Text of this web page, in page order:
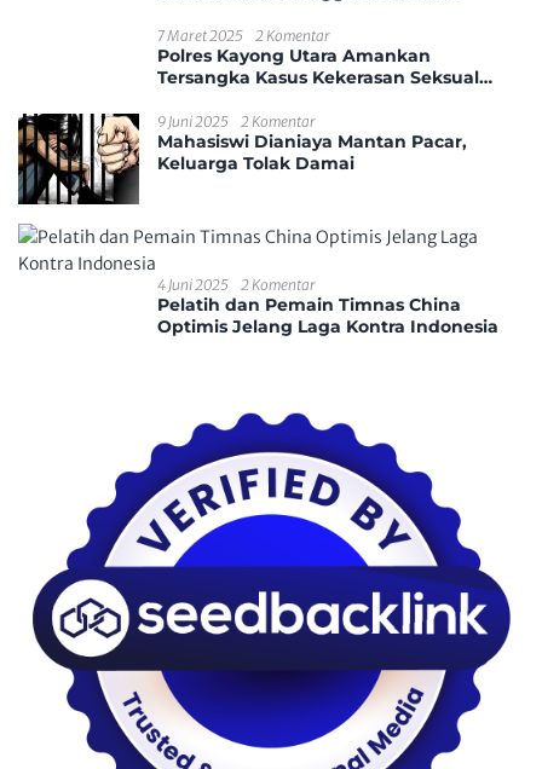
7 Maret 2025 2 Komentar
Polres Kayong Utara Amankan
Tersangka Kasus Kekerasan Seksual
9 Juni 2025 2 Komentar
Mahasiswi Dianiaya Mantan Pacar,
Keluarga Tolak Damai
4 Juni 2025 2 Komentar
Pelatih dan Pemain Timnas China
Optimis Jelang Laga Kontra Indonesia